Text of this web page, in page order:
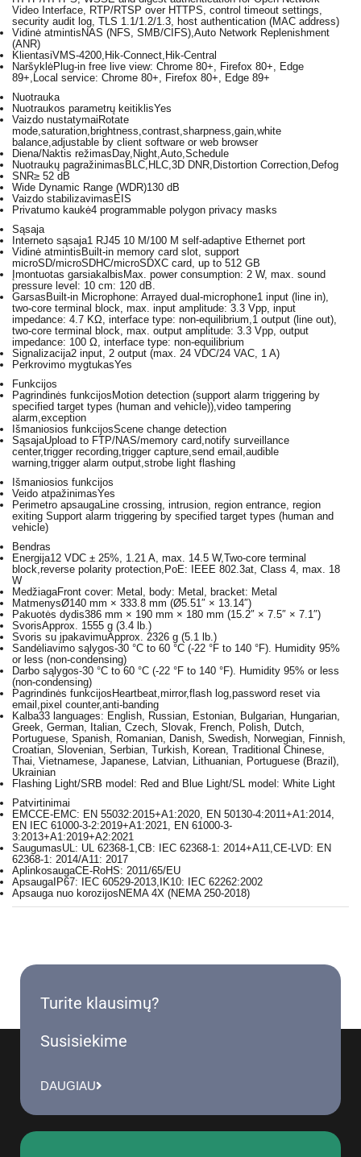
Video Interface, RTP/RTSP over HTTPS, control timeout settings,
security audit log, TLS 1.1/1.2/1.3, host authentication (MAC address)
Vidinė atmintis NAS (NFS, SMB/CIFS),Auto Network Replenishment
(ANR)
KlientasiVMS-4200,Hik-Connect,Hik-Central
NaršyklėPlug-in free live view: Chrome 80+, Firefox 80+, Edge
89+,Local service: Chrome 80+, Firefox 80+, Edge 89+
Nuotrauka
Nuotraukos parametrų keitiklisYes
Vaizdo nustatymai Rotate
mode,saturation,brightness,contrast,sharpness,gain,white
balance,adjustable by client software or web browser
Diena/Naktis režimas Day,Night,Auto,Schedule
Nuotraukų pagražinimas BLC,HLC,3D DNR,Distortion Correction,Defog
SNR≥ 52 dB
Wide Dynamic Range (WDR)130 dB
Vaizdo stabilizavimas EIS
Privatumo kaukė4 programmable polygon privacy masks
Sąsaja
Interneto sąsaja1 RJ45 10 M/100 M self-adaptive Ethernet port
Vidinė atmintis Built-in memory card slot, support
microSD/microSDHC/microSDXC card, up to 512 GB
Įmontuotas garsiakalbis Max. power consumption: 2 W, max. sound
pressure level: 10 cm: 120 dB.
Garsas Built-in Microphone: Arrayed dual-microphone1 input (line in),
two-core terminal block, max. input amplitude: 3.3 Vpp, input
impedance: 4.7 KΩ, interface type: non-equilibrium,1 output (line out),
two-core terminal block, max. output amplitude: 3.3 Vpp, output
impedance: 100 Ω, interface type: non-equilibrium
Signalizacija2 input, 2 output (max. 24 VDC/24 VAC, 1 A)
Perkrovimo mygtukasYes
Funkcijos
Pagrindinės funkcijos Motion detection (support alarm triggering by
specified target types (human and vehicle)),video tampering
alarm,exception
Išmaniosios funkcijosScene change detection
SąsajaUpload to FTP/NAS/memory card,notify surveillance
center,trigger recording,trigger capture,send email,audible
warning,trigger alarm output,strobe light flashing
Išmaniosios funkcijos
Veido atpažinimasYes
Perimetro apsaugaLine crossing, intrusion, region entrance, region
exiting Support alarm triggering by specified target types (human and
vehicle)
Bendras
Energija12 VDC ± 25%, 1.21 A, max. 14.5 W,Two-core terminal
block,reverse polarity protection,PoE: IEEE 802.3at, Class 4, max. 18
W
MedžiagaFront cover: Metal, body: Metal, bracket: Metal
MatmenysØ140 mm × 333.8 mm (Ø5.51″ × 13.14″)
Pakuotės dydis386 mm × 190 mm × 180 mm (15.2″ × 7.5″ × 7.1″)
SvorisApprox. 1555 g (3.4 lb.)
Svoris su įpakavimuApprox. 2326 g (5.1 lb.)
Sandėliavimo sąlygos-30 °C to 60 °C (-22 °F to 140 °F). Humidity 95%
or less (non-condensing)
Darbo sąlygos-30 °C to 60 °C (-22 °F to 140 °F). Humidity 95% or less
(non-condensing)
Pagrindinės funkcijos Heartbeat,mirror,flash log,password reset via
email,pixel counter,anti-banding
Kalba33 languages: English, Russian, Estonian, Bulgarian, Hungarian,
Greek, German, Italian, Czech, Slovak, French, Polish, Dutch,
Portuguese, Spanish, Romanian, Danish, Swedish, Norwegian, Finnish,
Croatian, Slovenian, Serbian, Turkish, Korean, Traditional Chinese,
Thai, Vietnamese, Japanese, Latvian, Lithuanian, Portuguese (Brazil),
Ukrainian
Flashing Light/SRB model: Red and Blue Light/SL model: White Light
Patvirtinimai
EMCCE-EMC: EN 55032:2015+A1:2020, EN 50130-4:2011+A1:2014,
EN IEC 61000-3-2:2019+A1:2021, EN 61000-3-
3:2013+A1:2019+A2:2021
SaugumasUL: UL 62368-1,CB: IEC 62368-1: 2014+A11,CE-LVD: EN
62368-1: 2014/A11: 2017
AplinkosaugaCE-RoHS: 2011/65/EU
ApsaugaIP67: IEC 60529-2013,IK10: IEC 62262:2002
Apsauga nuo korozijos NEMA 4X (NEMA 250-2018)
Turite klausimų?
Susisiekime
DAUGIAU